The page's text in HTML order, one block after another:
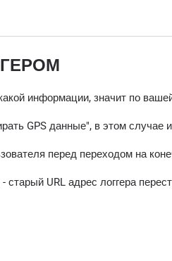
информации, значит по
GPS данные", в этом случае
перед переходом на
URL адрес логгера